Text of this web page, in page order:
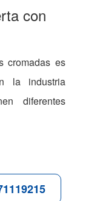
con
cromadas es
la industria
diferentes